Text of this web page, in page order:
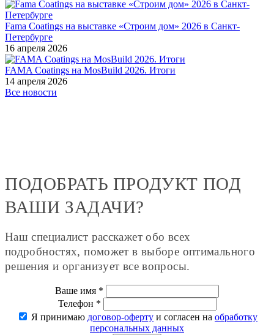
Fama Coatings на выставке «Строим дом» 2026 в Санкт-
Петербурге
16 апреля 2026
FAMA Coatings на MosBuild 2026. Итоги
14 апреля 2026
Все новости
ПОДОБРАТЬ ПРОДУКТ ПОД
ВАШИ ЗАДАЧИ?
Наш специалист расскажет обо всех
подробностях, поможет в выборе оптимального
решения и организует все вопросы.
Ваше имя *
Телефон *
Я принимаю договор-оферту и согласен на обработку
персональных данных